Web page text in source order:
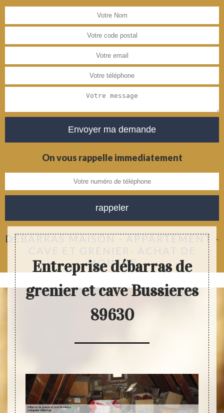
On vous rappelle immediatement
DÉBARRAS MAISON - APPARTEMENT -
CAVE ET GRENIER- ACHAT DE
MONTRE
Entreprise débarras de
grenier et cave Bussieres
89630